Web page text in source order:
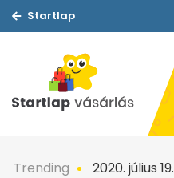
Startlap
Trending 2020. július 19.